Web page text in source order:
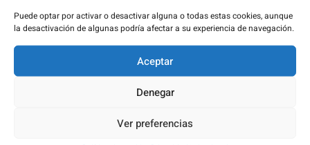
Puede optar por activar o desactivar alguna o todas estas cookies, aunque
la desactivación de algunas podría afectar a su experiencia de navegación.
Aceptar
Denegar
Ver preferencias
Vacunarse frente a la encefalitis
japonesa: una protección específica
antes de viajar